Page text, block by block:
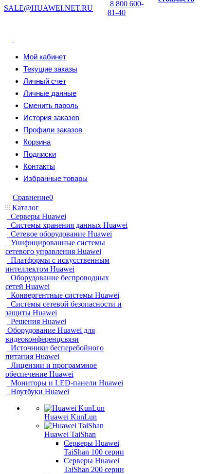
SALE@HUAWEI.NET.RU
8 800 600-
81-40
Мой кабинет
Текущие заказы
Личный счет
Личные данные
Сменить пароль
История заказов
Профили заказов
Корзина
Подписки
Контакты
Избранные товары
Сравнение0
Каталог
Серверы Huawei
Системы хранения данных Huawei
Сетевое оборудование Huawei
Унифицированные системы
сетевого управления Huawei
Платформы с искусственным
интеллектом Huawei
Оборудование беспроводных
сетей Huawei
Конвергентные системы Huawei
Системы сетевой безопасности и
защиты Huawei
Решения Huawei
Оборудование Huawei для
видеоконференцсвязи
Источники бесперебойного
питания Huawei
Лицензии и программное
обеспечение Huawei
Мониторы и LED-панели Huawei
Ноутбуки Huawei
Huawei KunLun
Huawei TaiShan
Серверы Huawei
TaiShan 100 серии
Серверы Huawei
TaiShan 200 серии